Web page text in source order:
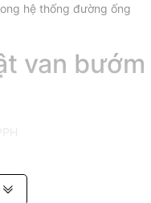
hệ thống đường ống
van bướm